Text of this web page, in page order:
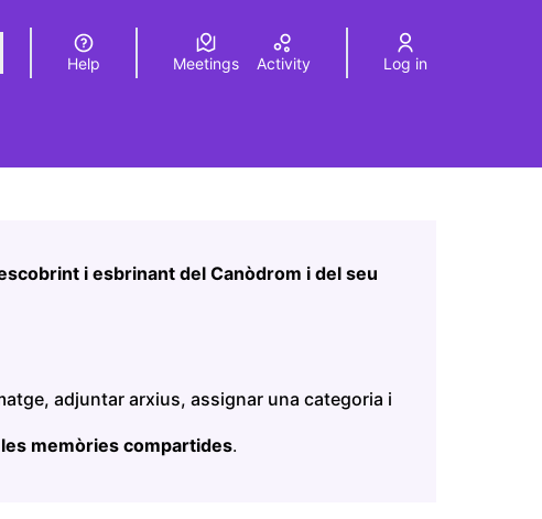
Elegir el idiomaChoose language
Help Meetings Activity Log in
i esbrinant del Canòdrom i del seu
adjuntar arxius, assignar una categoria i
memòries compartides.